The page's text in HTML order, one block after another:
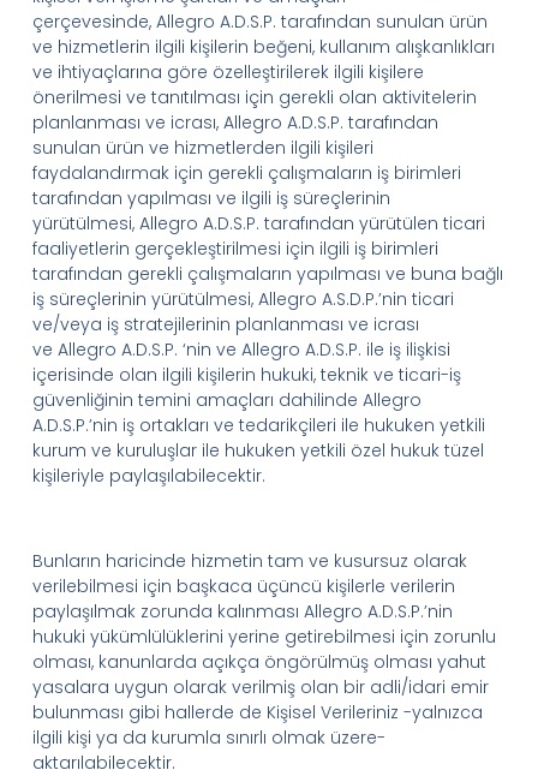
çerçevesinde, Allegro A.D.S.P. tarafından sunulan ürün
ve hizmetlerin ilgili kişilerin beğeni, kullanım alışkanlıkları
ve ihtiyaçlarına göre özelleştirilerek ilgili kişilere
önerilmesi ve tanıtılması için gerekli olan aktivitelerin
planlanması ve icrası, Allegro A.D.S.P. tarafından
sunulan ürün ve hizmetlerden ilgili kişileri
faydalandırmak için gerekli çalışmaların iş birimleri
tarafından yapılması ve ilgili iş süreçlerinin
yürütülmesi, Allegro A.D.S.P. tarafından yürütülen ticari
faaliyetlerin gerçekleştirilmesi için ilgili iş birimleri
tarafından gerekli çalışmaların yapılması ve buna bağlı
iş süreçlerinin yürütülmesi, Allegro A.S.D.P.’nin ticari
ve/veya iş stratejilerinin planlanması ve icrası
ve Allegro A.D.S.P. ‘nin ve Allegro A.D.S.P. ile iş ilişkisi
içerisinde olan ilgili kişilerin hukuki, teknik ve ticari-iş
güvenliğinin temini amaçları dahilinde Allegro
A.D.S.P.’nin iş ortakları ve tedarikçileri ile hukuken yetkili
kurum ve kuruluşlar ile hukuken yetkili özel hukuk tüzel
kişileriyle paylaşılabilecektir.
Bunların haricinde hizmetin tam ve kusursuz olarak
verilebilmesi için başkaca üçüncü kişilerle verilerin
paylaşılmak zorunda kalınması Allegro A.D.S.P.’nin
hukuki yükümlülüklerini yerine getirebilmesi için zorunlu
olması, kanunlarda açıkça öngörülmüş olması yahut
yasalara uygun olarak verilmiş olan bir adli/idari emir
bulunması gibi hallerde de Kişisel Verileriniz -yalnızca
ilgili kişi ya da kurumla sınırlı olmak üzere-
aktarılabilecektir.